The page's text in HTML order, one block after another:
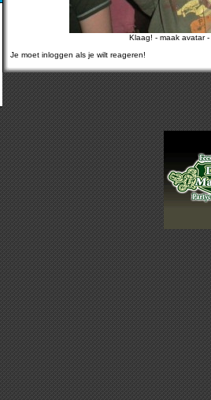
Klaag! - maak avatar-
Je moet inloggen als je wilt reageren!